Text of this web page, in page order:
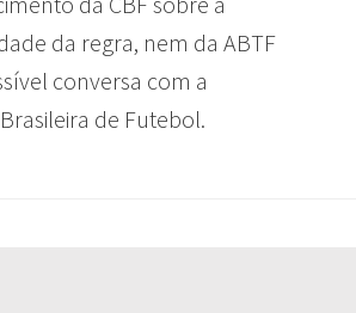
da regra, nem da ABTF
conversa com a
de Futebol.